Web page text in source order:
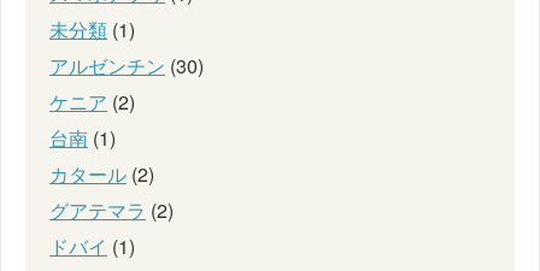
未分類 (1)
アルゼンチン (30)
ケニア (2)
台南 (1)
カタール (2)
グアテマラ (2)
ドバイ (1)